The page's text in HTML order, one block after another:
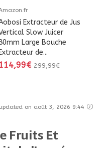
Extracteur de Jus
Slow Juicer
Large Bouche
Extracteur de...
299,99€
on août 3, 2026 9:44
Fruits Et